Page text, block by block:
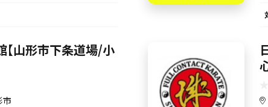
【山形市下条道場/小
市